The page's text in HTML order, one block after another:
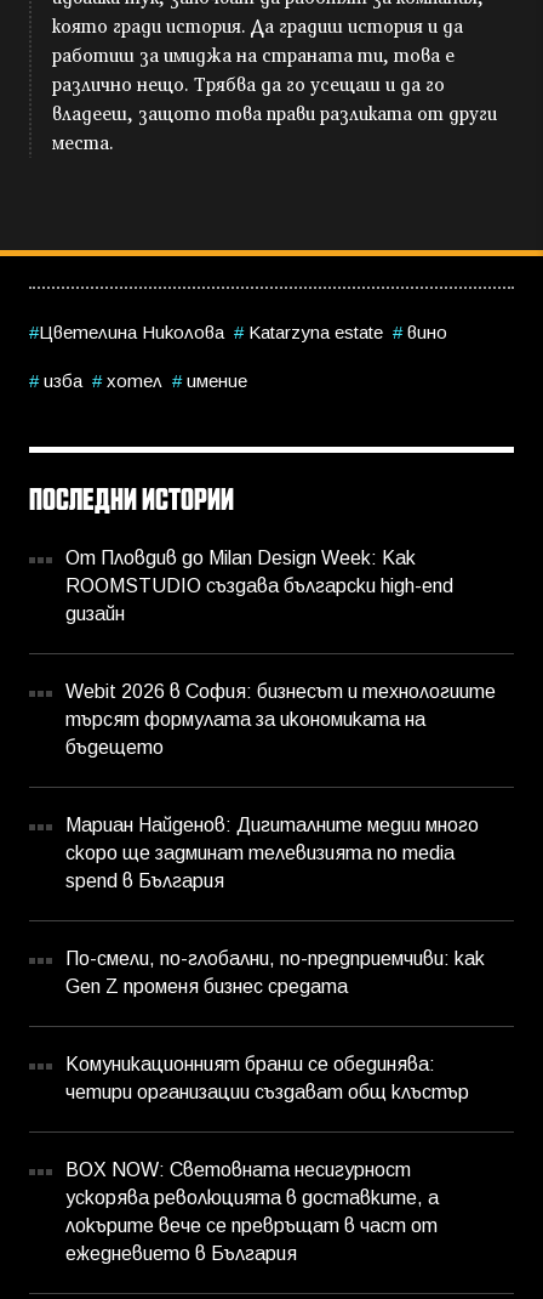
която гради история. Да градиш история и да
работиш за имиджа на страната ти, това е
различно нещо. Трябва да го усещаш и да го
владееш, защото това прави разликата от други
места.
Цветелина Николова Katarzyna estate вино
изба хотел имение
ПОСЛЕДНИ ИСТОРИИ
От Пловдив до Milan Design Week: Как
ROOMSTUDIO създава български high-end
дизайн
Webit 2026 в София: бизнесът и технологиите
търсят формулата за икономиката на
бъдещето
Мариан Найденов: Дигиталните медии много
скоро ще задминат телевизията по media
spend в България
По-смели, по-глобални, по-предприемчиви: как
Gen Z променя бизнес средата
Комуникационният бранш се обединява:
четири организации създават общ клъстър
BOX NOW: Световната несигурност
ускорява революцията в доставките, а
локърите вече се превръщат в част от
ежедневието в България